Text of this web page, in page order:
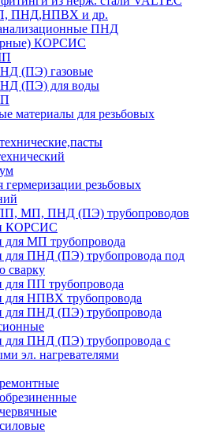
ПНД,НПВХ и др.
ПНД
КОРСИС
(ПЭ) газовые
(ПЭ) для воды
материалы для резьбовых
гермеризации резьбовых
МП, ПНД (ПЭ) трубопроводов
КОРСИС
для МП трубопровода
для ПНД (ПЭ) трубопровода под
сварку
ПП трубопровода
для НПВХ трубопровода
для ПНД (ПЭ) трубопровода
для ПНД (ПЭ) трубопровода с
эл. нагревателями